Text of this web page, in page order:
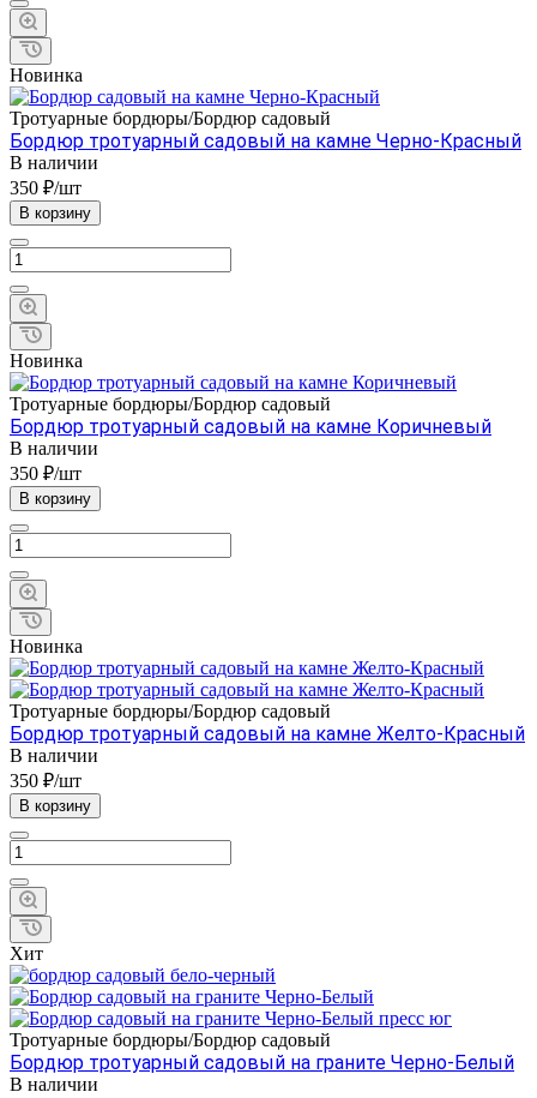
Новинка
Тротуарные бордюры/Бордюр садовый
Бордюр тротуарный садовый на камне Черно-Красный
В наличии
350 ₽/шт
В корзину
Новинка
Тротуарные бордюры/Бордюр садовый
Бордюр тротуарный садовый на камне Коричневый
В наличии
350 ₽/шт
В корзину
Новинка
Тротуарные бордюры/Бордюр садовый
Бордюр тротуарный садовый на камне Желто-Красный
В наличии
350 ₽/шт
В корзину
Хит
Тротуарные бордюры/Бордюр садовый
Бордюр тротуарный садовый на граните Черно-Белый
В наличии